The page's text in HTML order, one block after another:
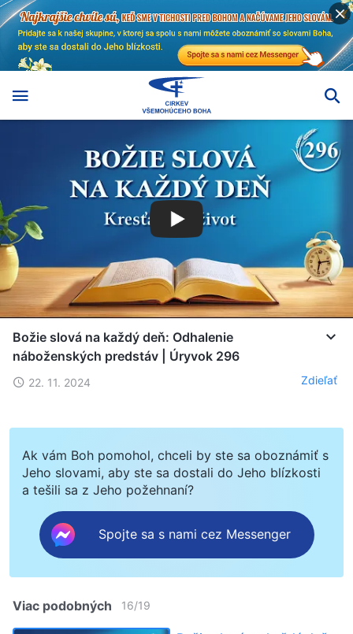
Božie slová na každý deň: Odhalenie
náboženských predstáv | Úryvok 296
22. 11. 2024 Zdieľať
Ak vám Boh pomohol, chceli by ste sa oboznámiť s
Jeho slovami, aby ste sa dostali do Jeho blízkosti
a tešili sa z Jeho požehnaní?
Spojte sa s nami cez Messenger
Viac podobných 16/19